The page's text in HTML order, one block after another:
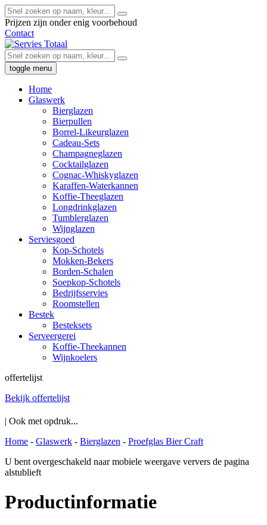
Prijzen zijn onder enig voorbehoud
Contact
toggle menu
Home
Glaswerk
Bierglazen
Bierpullen
Borrel-Likeurglazen
Cadeau-Sets
Champagneglazen
Cocktailglazen
Cognac-Whiskyglazen
Karaffen-Waterkannen
Koffie-Theeglazen
Longdrinkglazen
Tumblerglazen
Wijnglazen
Serviesgoed
Kop-Schotels
Mokken-Bekers
Borden-Schalen
Soepkop-Schotels
Bedrijfsservies
Roomstellen
Bestek
Besteksets
Serveergerei
Koffie-Theekannen
Wijnkoelers
offertelijst
Bekijk offertelijst
| Ook met opdruk...
Home - Glaswerk - Bierglazen - Proefglas Bier Craft
U bent overgeschakeld naar mobiele weergave ververs de pagina
alstublieft
Productinformatie